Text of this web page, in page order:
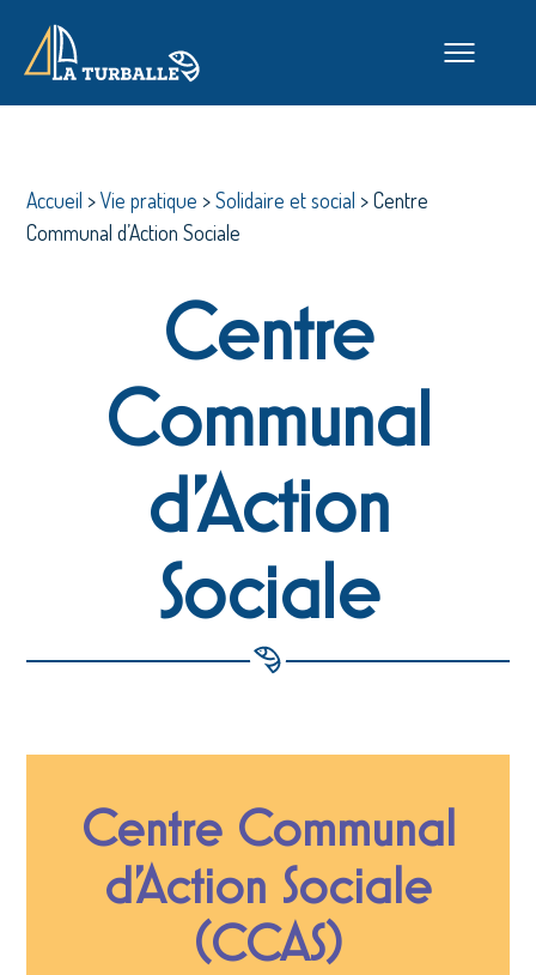
Accueil >Vie pratique >Solidaire et social >Centre
Communal d’Action Sociale
Centre
Communal
d’Action
Sociale
Centre Communal
d’Action Sociale
(CCAS)